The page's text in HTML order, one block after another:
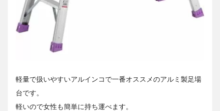
軽量で扱いやすいアルインコで一番オススメのアルミ製足場
台です。
軽いので女性も簡単に持ち運べます。